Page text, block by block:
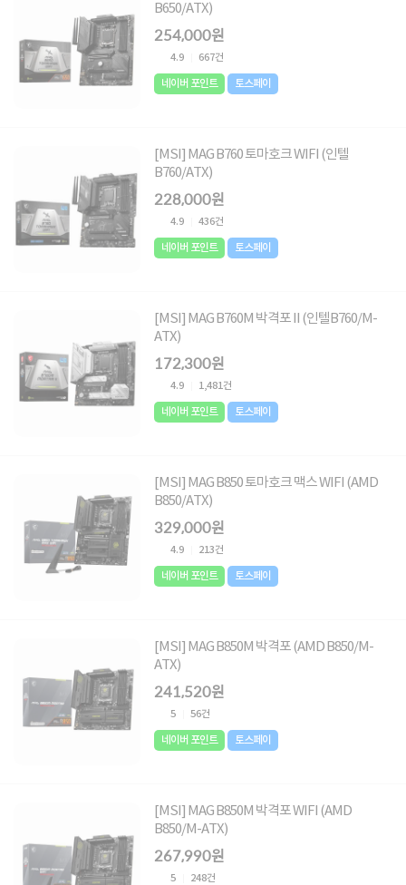
B650/ATX)
254,000원
4.9 667건
네이버 포인트 토스페이
[MSI] MAG B760 토마호크 WIFI (인텔
B760/ATX)
228,000원
4.9 436건
네이버 포인트 토스페이
[MSI] MAG B760M 박격포 II (인텔B760/M-
ATX)
172,300원
4.9 1,481건
네이버 포인트 토스페이
[MSI] MAG B850 토마호크 맥스 WIFI (AMD
B850/ATX)
329,000원
4.9 213건
네이버 포인트 토스페이
[MSI] MAG B850M 박격포 (AMD B850/M-
ATX)
241,520원
5 56건
네이버 포인트 토스페이
[MSI] MAG B850M 박격포 WIFI (AMD
B850/M-ATX)
267,990원
5 248건